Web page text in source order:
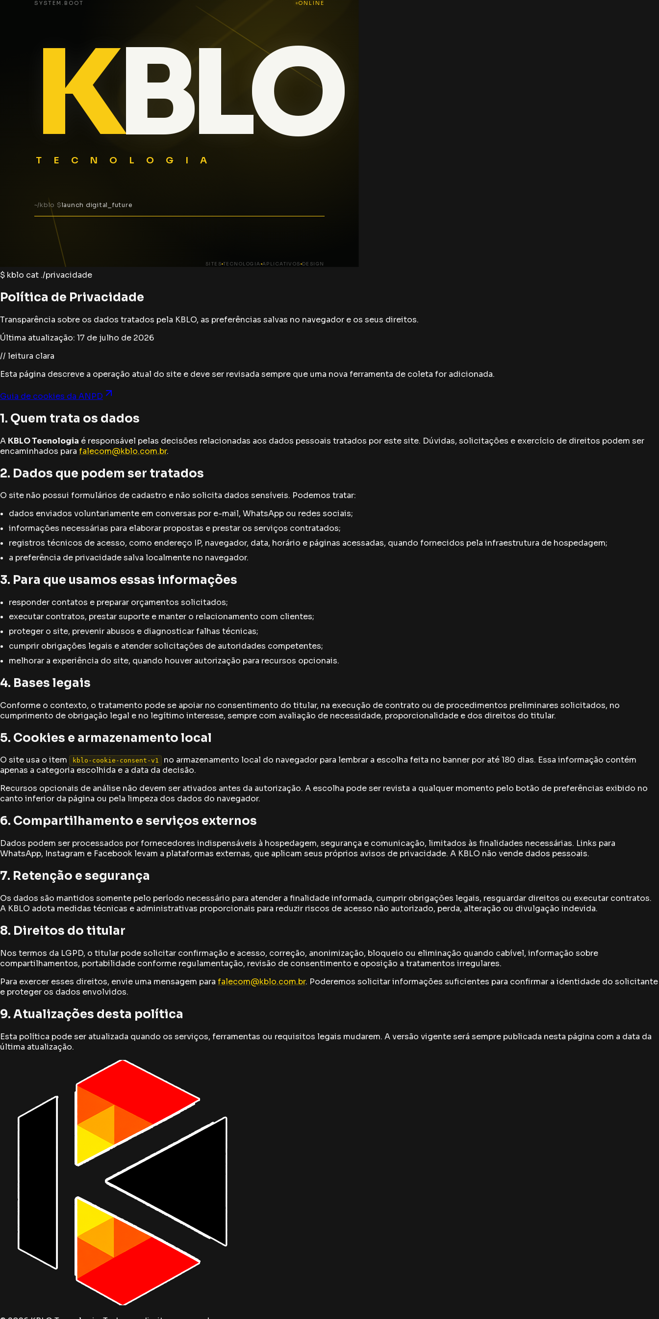
SYSTEM.BOOT ONLINE
KBLO
TECNOLOGIA
~/kblo $launch digital_future
SITES TECNOLOGIA APLICATIVOS DESIGN
$ kblo cat ./privacidade
Política de Privacidade
Transparência sobre os dados tratados pela KBLO, as preferências salvas no navegador e os seus direitos.
Última atualização: 17 de julho de 2026
// leitura clara
Esta página descreve a operação atual do site e deve ser revisada sempre que uma nova ferramenta de coleta for adicionada.
Guia de cookies da ANPD
1. Quem trata os dados
A KBLO Tecnologia é responsável pelas decisões relacionadas aos dados pessoais tratados por este site. Dúvidas, solicitações e exercício de direitos podem ser
encaminhados para falecom@kblo.com.br.
2. Dados que podem ser tratados
O site não possui formulários de cadastro e não solicita dados sensíveis. Podemos tratar:
dados enviados voluntariamente em conversas por e-mail, WhatsApp ou redes sociais;
informações necessárias para elaborar propostas e prestar os serviços contratados;
registros técnicos de acesso, como endereço IP, navegador, data, horário e páginas acessadas, quando fornecidos pela infraestrutura de hospedagem;
a preferência de privacidade salva localmente no navegador.
3. Para que usamos essas informações
responder contatos e preparar orçamentos solicitados;
executar contratos, prestar suporte e manter o relacionamento com clientes;
proteger o site, prevenir abusos e diagnosticar falhas técnicas;
cumprir obrigações legais e atender solicitações de autoridades competentes;
melhorar a experiência do site, quando houver autorização para recursos opcionais.
4. Bases legais
Conforme o contexto, o tratamento pode se apoiar no consentimento do titular, na execução de contrato ou de procedimentos preliminares solicitados, no
cumprimento de obrigação legal e no legítimo interesse, sempre com avaliação de necessidade, proporcionalidade e dos direitos do titular.
5. Cookies e armazenamento local
O site usa o item kblo-cookie-consent-v1
no armazenamento local do navegador para lembrar a escolha feita no banner por até 180 dias. Essa informação contém
apenas a categoria escolhida e a data da decisão.
Recursos opcionais de análise não devem ser ativados antes da autorização. A escolha pode ser revista a qualquer momento pelo botão de preferências exibido no
canto inferior da página ou pela limpeza dos dados do navegador.
6. Compartilhamento e serviços externos
Dados podem ser processados por fornecedores indispensáveis à hospedagem, segurança e comunicação, limitados às finalidades necessárias. Links para
WhatsApp, Instagram e Facebook levam a plataformas externas, que aplicam seus próprios avisos de privacidade. A KBLO não vende dados pessoais.
7. Retenção e segurança
Os dados são mantidos somente pelo período necessário para atender a finalidade informada, cumprir obrigações legais, resguardar direitos ou executar contratos.
A KBLO adota medidas técnicas e administrativas proporcionais para reduzir riscos de acesso não autorizado, perda, alteração ou divulgação indevida.
8. Direitos do titular
Nos termos da LGPD, o titular pode solicitar confirmação e acesso, correção, anonimização, bloqueio ou eliminação quando cabível, informação sobre
compartilhamentos, portabilidade conforme regulamentação, revisão de consentimento e oposição a tratamentos irregulares.
Para exercer esses direitos, envie uma mensagem para falecom@kblo.com.br. Poderemos solicitar informações suficientes para confirmar a identidade do solicitante
e proteger os dados envolvidos.
9. Atualizações desta política
Esta política pode ser atualizada quando os serviços, ferramentas ou requisitos legais mudarem. A versão vigente será sempre publicada nesta página com a data da
última atualização.